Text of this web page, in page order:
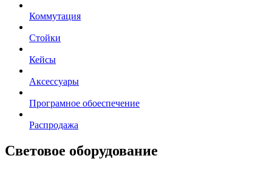
Коммутация
Стойки
Кейсы
Аксессуары
Програмное обоеспечение
Распродажа
Световое оборудование